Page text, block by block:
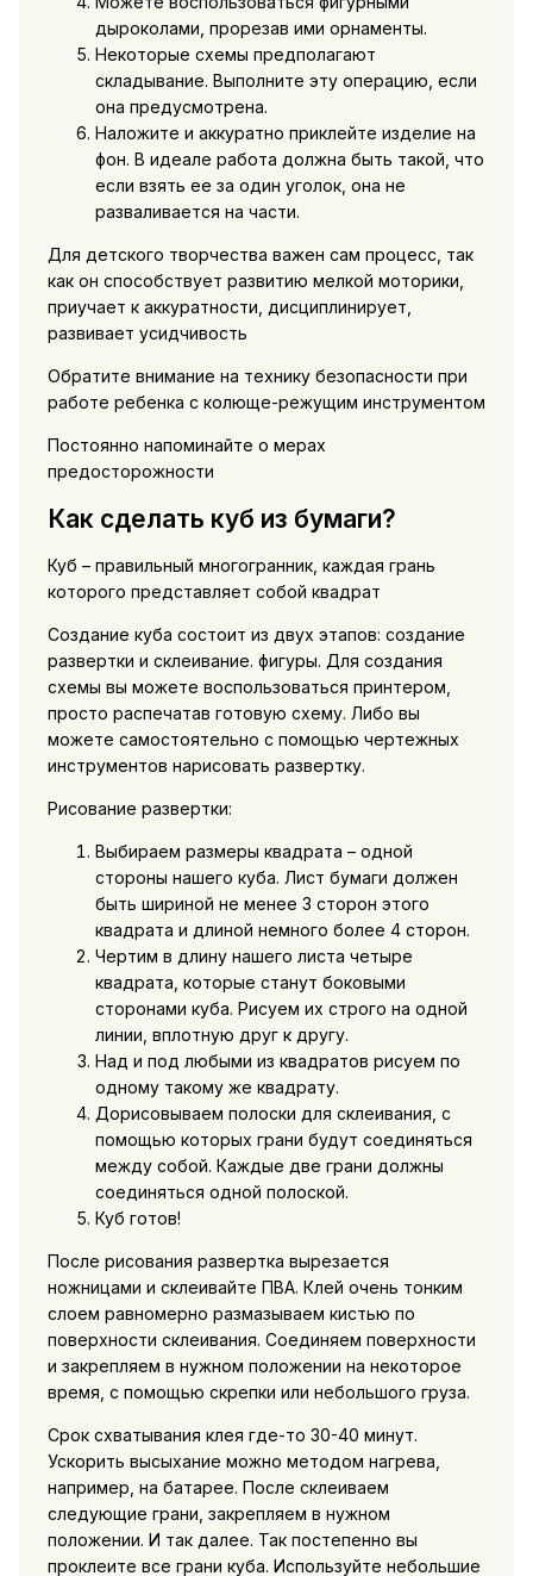
дыроколами, прорезав ими орнаменты.
Некоторые схемы предполагают
складывание. Выполните эту операцию, если
она предусмотрена.
Наложите и аккуратно приклейте изделие на
фон. В идеале работа должна быть такой, что
если взять ее за один уголок, она не
разваливается на части.
Для детского творчества важен сам процесс, так
как он способствует развитию мелкой моторики,
приучает к аккуратности, дисциплинирует,
развивает усидчивость
Обратите внимание на технику безопасности при
работе ребенка с колюще-режущим инструментом
Постоянно напоминайте о мерах
предосторожности
Как сделать куб из бумаги?
Куб – правильный многогранник, каждая грань
которого представляет собой квадрат
Создание куба состоит из двух этапов: создание
развертки и склеивание. фигуры. Для создания
схемы вы можете воспользоваться принтером,
просто распечатав готовую схему. Либо вы
можете самостоятельно с помощью чертежных
инструментов нарисовать развертку.
Рисование развертки:
Выбираем размеры квадрата – одной
стороны нашего куба. Лист бумаги должен
быть шириной не менее 3 сторон этого
квадрата и длиной немного более 4 сторон.
Чертим в длину нашего листа четыре
квадрата, которые станут боковыми
сторонами куба. Рисуем их строго на одной
линии, вплотную друг к другу.
Над и под любыми из квадратов рисуем по
одному такому же квадрату.
Дорисовываем полоски для склеивания, с
помощью которых грани будут соединяться
между собой. Каждые две грани должны
соединяться одной полоской.
Куб готов!
После рисования развертка вырезается
ножницами и склеивайте ПВА. Клей очень тонким
слоем равномерно размазываем кистью по
поверхности склеивания. Соединяем поверхности
и закрепляем в нужном положении на некоторое
время, с помощью скрепки или небольшого груза.
Срок схватывания клея где-то 30-40 минут.
Ускорить высыхание можно методом нагрева,
например, на батарее. После склеиваем
следующие грани, закрепляем в нужном
положении. И так далее. Так постепенно вы
проклеите все грани куба. Используйте небольшие